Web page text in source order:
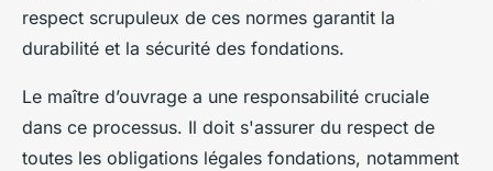
respect scrupuleux de ces normes garantit la
durabilité et la sécurité des fondations.
Le maître d’ouvrage a une responsabilité cruciale
dans ce processus. Il doit s'assurer du respect de
toutes les obligations légales fondations, notamment